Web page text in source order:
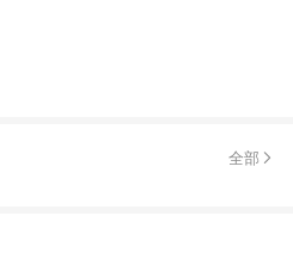
全部